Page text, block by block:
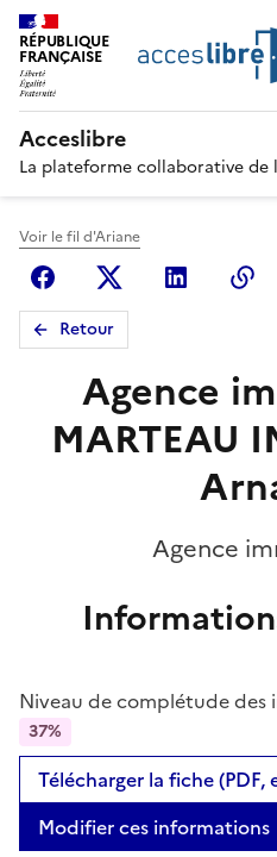
RÉPUBLIQUE
FRANÇAISE
Acceslibre
La plateforme collaborative de
Voir le fil d'Ariane
FacebookX Linkedin
Retour
Agence
MARTEAU
Agence
Niveau de complétude des
37%
Télécharger la fiche (PDF,
Modifier ces informations